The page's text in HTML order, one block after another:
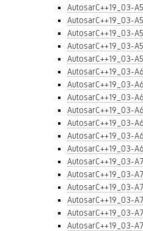
AutosarC++19_03-
AutosarC++19_03-
AutosarC++19_03-
AutosarC++19_03-
AutosarC++19_03-
AutosarC++19_03-
AutosarC++19_03-
AutosarC++19_03-
AutosarC++19_03-
AutosarC++19_03-
AutosarC++19_03-
AutosarC++19_03-
AutosarC++19_03-
AutosarC++19_03-
AutosarC++19_03-
AutosarC++19_03-
AutosarC++19_03-
AutosarC++19_03-